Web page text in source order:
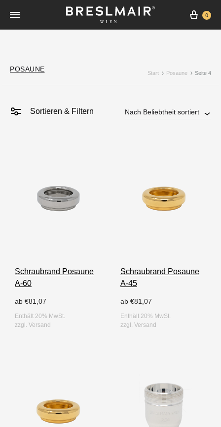
0
POSAUNE Start Posaune Seite 4
Sortieren & Filtern Nach Beliebtheit sortiert
Schraubrand Posaune
A-60
ab €81,07
Enthält 20% MwSt.
zzgl. Versand
Schraubrand Posaune
A-45
ab €81,07
Enthält 20% MwSt.
zzgl. Versand